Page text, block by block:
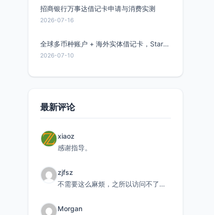
招商银行万事达借记卡申请与消费实测
2026-07-16
全球多币种账户 + 海外实体借记卡，Starryblu开户教程与注意事项
2026-07-10
最新评论
xiaoz
感谢指导。
zjfsz
不需要这么麻烦，之所以访问不了，是由于非对称路由的问题，在爱快主路由添加一条静态路由192.168.
Morgan